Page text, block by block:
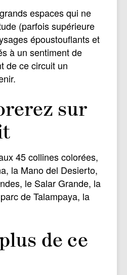
espaces qui ne
(parfois supérieure
époustouﬂants et
à un sentiment de
de ce circuit un
sur
45 collines colorées,
la Mano del Desierto,
le Salar Grande, la
de Talampaya, la
de ce